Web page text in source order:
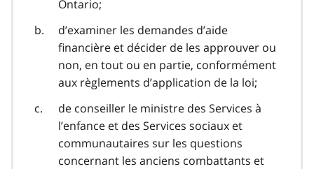
Ontario;
d’examiner les demandes d’aide
financière et décider de les approuver ou
non, en tout ou en partie, conformément
aux règlements d’application de la loi;
de conseiller le ministre des Services à
l’enfance et des Services sociaux et
communautaires sur les questions
concernant les anciens combattants et